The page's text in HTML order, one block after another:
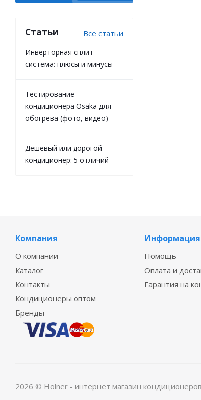
Статьи Все статьи
Инверторная сплит
система: плюсы и минусы
Тестирование
кондиционера Osaka для
обогрева (фото, видео)
Дешёвый или дорогой
кондиционер: 5 отличий
Компания
О компании
Каталог
Контакты
Кондиционеры оптом
Бренды
Информация
Помощь
Оплата и
Гарантия на
2026 © Holner - интернет магазин